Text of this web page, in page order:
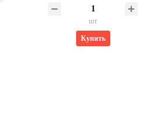
шт
Купить